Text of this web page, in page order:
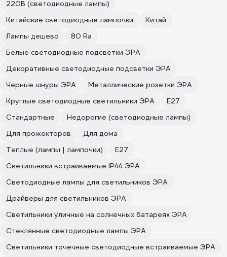
220В (светодиодные лампы)
Китайские светодиодные лампочки
Китай
Лампы дешево
80 Ra
Белые светодиодные подсветки ЭРА
Декоративные светодиодные подсветки ЭРА
Черные шнуры ЭРА
Металлические розетки ЭРА
Круглые светодиодные светильники ЭРА
Е27
Стандартные
Недорогие (светодиодные лампы)
Для прожекторов
Для дома
Теплые (лампы | лампочки)
E27
Светильники встраиваемые IP44 ЭРА
Светодиодные лампы для светильников ЭРА
Драйверы для светильников ЭРА
Светильники уличные на солнечных батареях ЭРА
Стеклянные светодиодные лампы ЭРА
Светильники точечные светодиодные встраиваемые ЭРА